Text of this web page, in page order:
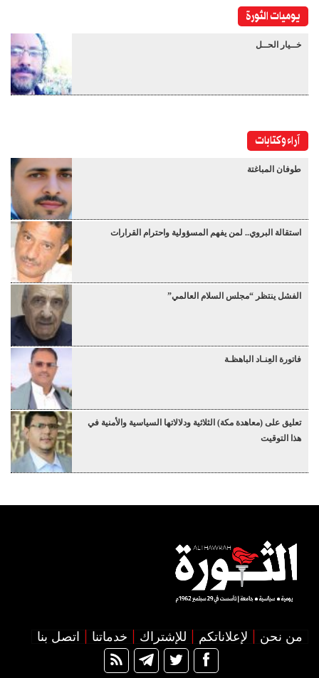
يوميات الثورة
خــيار الحــل
آراء وكتابات
طوفان المباغتة
استقالة البروي.. لمن يفهم المسؤولية واحترام القرارات
الفشل ينتظر “مجلس السلام العالمي”
فاتورة العِنـاد الباهظـة
تعليق على (معاهدة مكة) الثلاثية ودلالاتها السياسية والأمنية في
هذا التوقيت
من نحن لإعلاناتكم للإشتراك خدماتنا اتصل بنا